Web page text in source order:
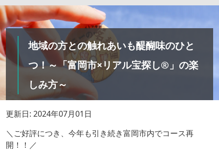
地域の方との触れあいも醍醐味のひと
つ！～「富岡市×リアル宝探し®」の楽
しみ方～
更新日: 2024年07月01日
＼ご好評につき、今年も引き続き富岡市内でコース再
開！！／